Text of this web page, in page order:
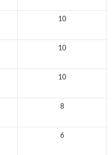
10
10
10
8
6